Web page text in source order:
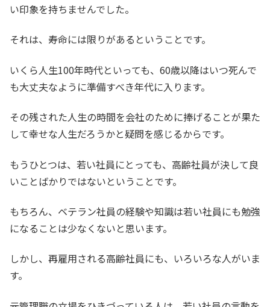
い印象を持ちませんでした。
それは、寿命には限りがあるということです。
いくら人生100年時代といっても、60歳以降はいつ死んで
も大丈夫なように準備すべき年代に入ります。
その残された人生の時間を会社のために捧げることが果た
して幸せな人生だろうかと疑問を感じるからです。
もうひとつは、若い社員にとっても、高齢社員が決して良
いことばかりではないということです。
もちろん、ベテラン社員の経験や知識は若い社員にも勉強
になることは少なくないと思います。
しかし、再雇用される高齢社員にも、いろいろな人がいま
す。